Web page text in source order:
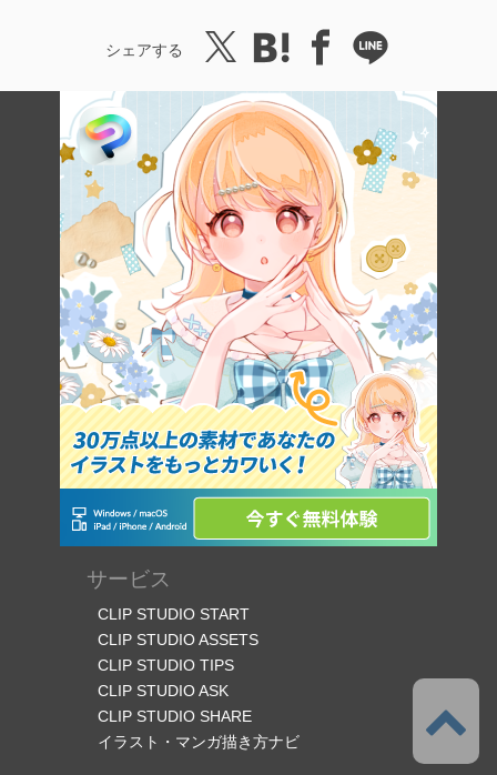
シェアする
サービス
CLIP STUDIO START
CLIP STUDIO ASSETS
CLIP STUDIO TIPS
CLIP STUDIO ASK
CLIP STUDIO SHARE
イラスト・マンガ描き方ナビ